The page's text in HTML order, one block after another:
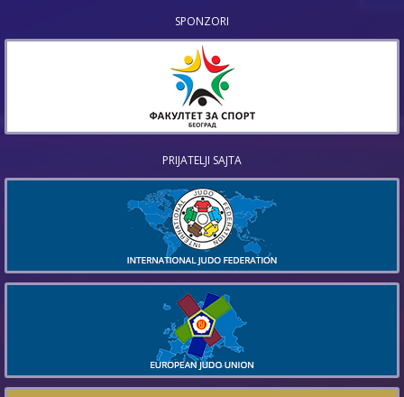
SPONZORI
PRIJATELJI SAJTA